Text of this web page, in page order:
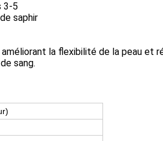
3-5
saphir
la flexibilité de la peau et
sang.